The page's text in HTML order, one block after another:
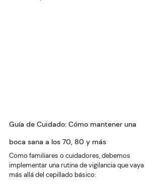
Guía de Cuidado: Cómo mantener una
boca sana a los 70, 80 y más
Como familiares o cuidadores, debemos
implementar una rutina de vigilancia que vaya
más allá del cepillado básico: